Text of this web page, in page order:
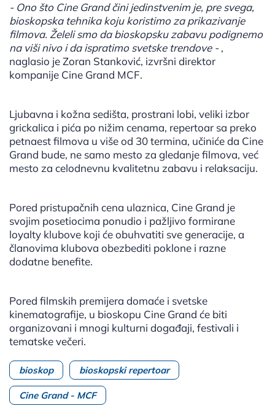
- Ono što Cine Grand čini jedinstvenim je, pre svega,
bioskopska tehnika koju koristimo za prikazivanje
filmova. Želeli smo da bioskopsku zabavu podignemo
na viši nivo i da ispratimo svetske trendove -,
naglasio je Zoran Stanković, izvršni direktor
kompanije Cine Grand MCF.
Ljubavna i kožna sedišta, prostrani lobi, veliki izbor
grickalica i pića po nižim cenama, repertoar sa preko
petnaest filmova u više od 30 termina, učiniće da Cine
Grand bude, ne samo mesto za gledanje filmova, već
mesto za celodnevnu kvalitetnu zabavu i relaksaciju.
Pored pristupačnih cena ulaznica, Cine Grand je
svojim posetiocima ponudio i pažljivo formirane
loyalty klubove koji će obuhvatiti sve generacije, a
članovima klubova obezbediti poklone i razne
dodatne benefite.
Pored filmskih premijera domaće i svetske
kinematografije, u bioskopu Cine Grand će biti
organizovani i mnogi kulturni događaji, festivali i
tematske večeri.
bioskop bioskopski repertoar
Cine Grand - MCF